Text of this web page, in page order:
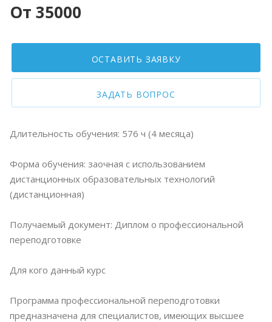
От 35000
ОСТАВИТЬ ЗАЯВКУ
ЗАДАТЬ ВОПРОС
Длительность обучения: 576 ч (4 месяца)
Форма обучения: заочная с использованием
дистанционных образовательных технологий
(дистанционная)
Получаемый документ: Диплом о профессиональной
переподготовке
Для кого данный курс
Программа профессиональной переподготовки
предназначена для специалистов, имеющих высшее